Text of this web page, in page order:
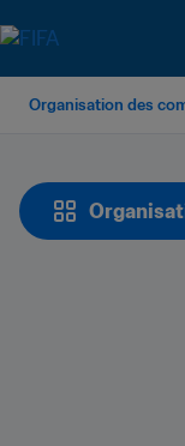
Organisation des